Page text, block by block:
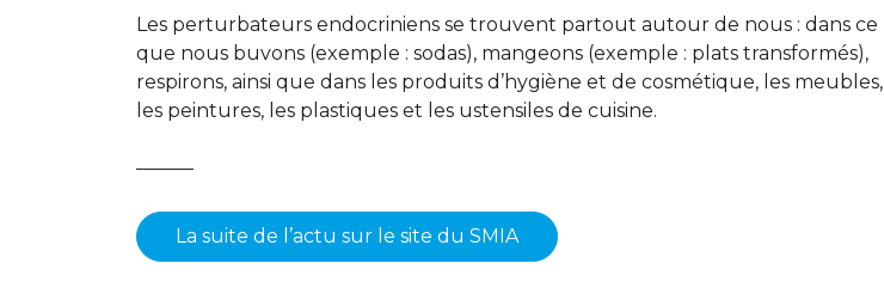
Les perturbateurs endocriniens se trouvent partout autour de nous : dans ce
que nous buvons (exemple : sodas), mangeons (exemple : plats transformés),
respirons, ainsi que dans les produits d’hygiène et de cosmétique, les meubles,
les peintures, les plastiques et les ustensiles de cuisine.
———
La suite de l’actu sur le site du SMIA